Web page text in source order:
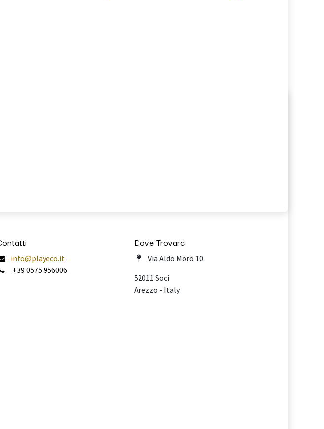
info@playeco.it
+39 0575 956006
Dove Trovarci
Via Aldo Moro 10
52011 Soci
Arezzo - Italy